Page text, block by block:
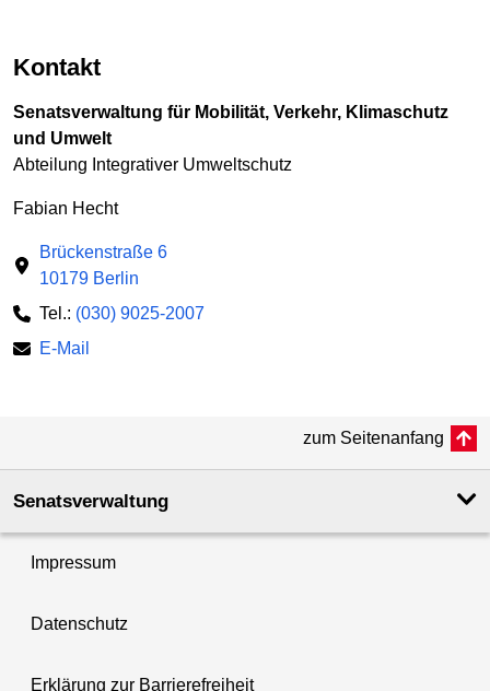
Kontakt
Senatsverwaltung für Mobilität, Verkehr, Klimaschutz
und Umwelt
Abteilung Integrativer Umweltschutz
Fabian Hecht
Brückenstraße 6
10179 Berlin
Tel.: (030) 9025-2007
E-Mail
zum Seitenanfang
Senatsverwaltung
Impressum
Datenschutz
Erklärung zur Barrierefreiheit